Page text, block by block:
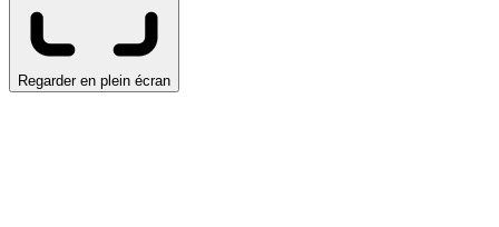
Regarder en plein écran